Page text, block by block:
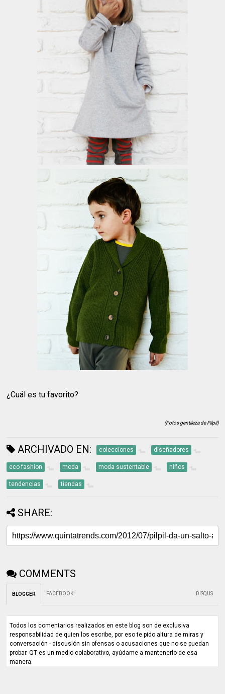
¿Cuál es tu favorito?
(Fotos gentileza de Pilpil)
ARCHIVADO EN: colecciones diseñadores
eco fashion moda moda sustentable niños
tendencias tiendas
SHARE:
COMMENTS
BLOGGER FACEBOOK: DISQUS
Todos los comentarios realizados en este blog son de exclusiva
responsabilidad de quien los escribe, por eso te pido altura de miras y
conversación - discusión sin ofensas o acusaciones que no se puedan
probar. QT es un medio colaborativo, ayúdame a mantenerlo de esa
manera.